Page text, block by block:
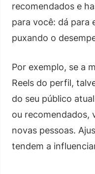
recomendados e
para você: dá para
puxando o
Por exemplo, se a
Reels do perfil,
do seu público
ou recomendados,
novas pessoas.
tendem a